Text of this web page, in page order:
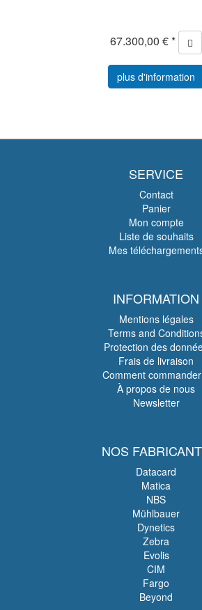
67.300,00 € *
plus d'information
SERVICE
Contact
Panier
Mon compte
Liste de souhaits
Mes
INFORMATION
Mentions légales
Terms and
Protection des
Frais de livraison
Comment
À propos de nous
Newsletter
NOS
Datacard
Matica
NBS
Mühlbauer
Dynetics
Zebra
Evolis
CIM
Fargo
Beyond